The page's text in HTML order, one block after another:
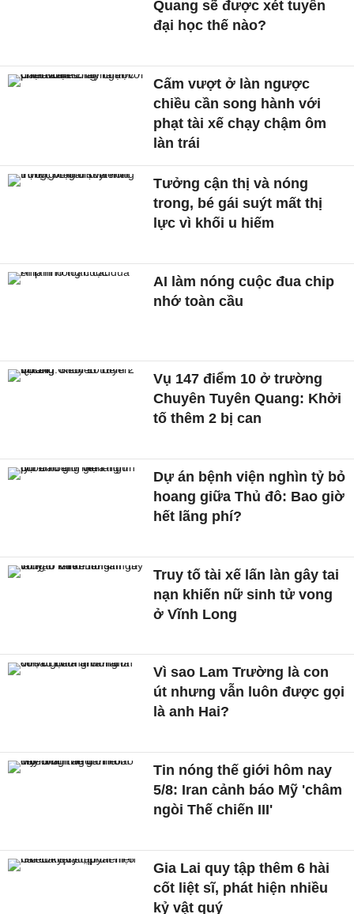
Quang sẽ được xét tuyển
đại học thế nào?
Cấm vượt ở làn ngược
chiều cần song hành với
phạt tài xế chạy chậm ôm
làn trái
Tưởng cận thị và nóng
trong, bé gái suýt mất thị
lực vì khối u hiếm
AI làm nóng cuộc đua chip
nhớ toàn cầu
Vụ 147 điểm 10 ở trường
Chuyên Tuyên Quang: Khởi
tố thêm 2 bị can
Dự án bệnh viện nghìn tỷ bỏ
hoang giữa Thủ đô: Bao giờ
hết lãng phí?
Truy tố tài xế lấn làn gây tai
nạn khiến nữ sinh tử vong
ở Vĩnh Long
Vì sao Lam Trường là con
út nhưng vẫn luôn được gọi
là anh Hai?
Tin nóng thế giới hôm nay
5/8: Iran cảnh báo Mỹ 'châm
ngòi Thế chiến III'
Gia Lai quy tập thêm 6 hài
cốt liệt sĩ, phát hiện nhiều
kỷ vật quý